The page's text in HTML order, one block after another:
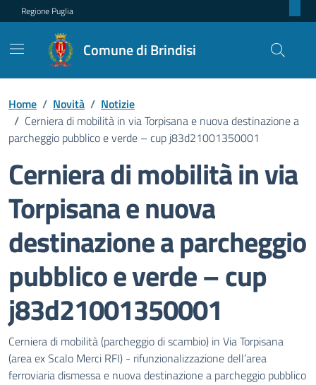
Regione Puglia
Comune di Brindisi
Home / Novità / Notizie
/ Cerniera di mobilità in via Torpisana e nuova destinazione a
parcheggio pubblico e verde – cup j83d21001350001
Cerniera di mobilità in via
Torpisana e nuova
destinazione a parcheggio
pubblico e verde – cup
j83d21001350001
Dettagli della notizia
Cerniera di mobilità (parcheggio di scambio) in Via Torpisana
(area ex Scalo Merci RFI) - rifunzionalizzazione dell’area
ferroviaria dismessa e nuova destinazione a parcheggio pubblico